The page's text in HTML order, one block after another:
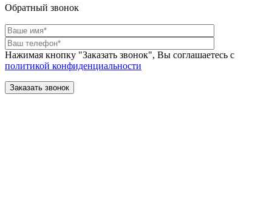
Обратный звонок
Нажимая кнопку "Заказать звонок", Вы соглашаетесь с
политикой конфиденциальности